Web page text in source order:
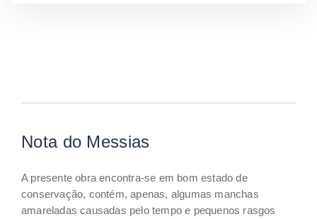
Nota do Messias
A presente obra encontra-se em bom estado de
conservação, contém, apenas, algumas manchas
amareladas causadas pelo tempo e pequenos rasgos